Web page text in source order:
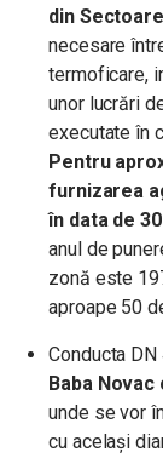
din
necesare
termoficare,
unor lucrări
executate în
Pentru
furnizarea
în data de
anul de
zonă este
aproape 50
Conducta
Baba
unde se vor
cu același